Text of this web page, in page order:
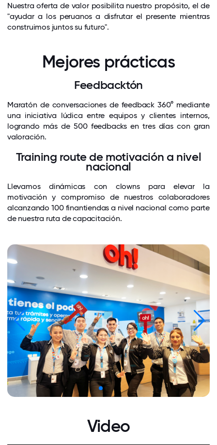
Nuestra oferta de valor posibilita nuestro propósito, el de
"ayudar a los peruanos a disfrutar el presente mientras
construimos juntos su futuro".
Mejores prácticas
Feedbacktón
Maratón de conversaciones de feedback 360° mediante
una iniciativa lúdica entre equipos y clientes internos,
logrando más de 500 feedbacks en tres días con gran
valoración.
Training route de motivación a nivel
nacional
Llevamos dinámicas con clowns para elevar la
motivación y compromiso de nuestros colaboradores
alcanzando 100 finantiendas a nivel nacional como parte
de nuestra ruta de capacitación.
Video